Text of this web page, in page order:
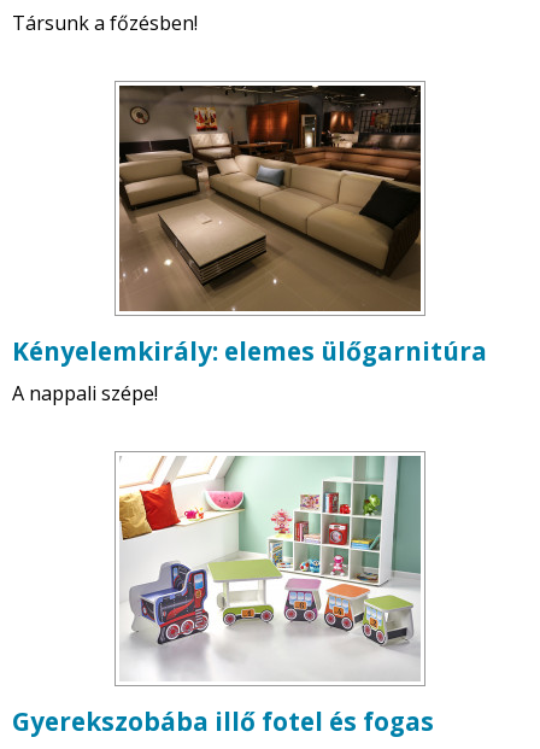
Társunk a főzésben!
Kényelemkirály: elemes ülőgarnitúra
A nappali szépe!
Gyerekszobába illő fotel és fogas